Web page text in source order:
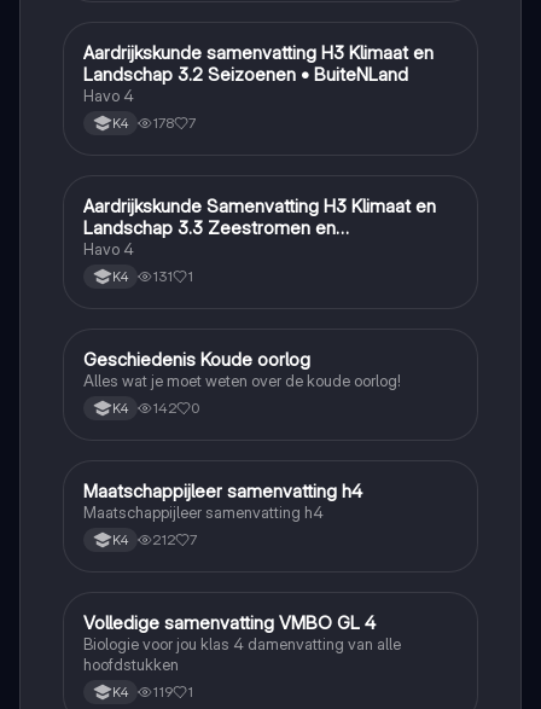
Aardrijkskunde
Aardrijkskunde samenvatting H3 Klimaat en
Landschap 3.2 Seizoenen • BuiteNLand
Havo 4
K4 178 7
Aardrijkskunde
Aardrijkskunde Samenvatting H3 Klimaat en
Landschap 3.3 Zeestromen en
Klimaatgebieden • BuiteNLand
Havo 4
K4 131 1
Geschiedenis
Geschiedenis Koude oorlog
Alles wat je moet weten over de koude oorlog!
K4 142 0
Maatschappijleer
Maatschappijleer samenvatting h4
Maatschappijleer samenvatting h4
K4 212 7
Biologie
Volledige samenvatting VMBO GL 4
Biologie voor jou klas 4 damenvatting van alle
hoofdstukken
K4 119 1